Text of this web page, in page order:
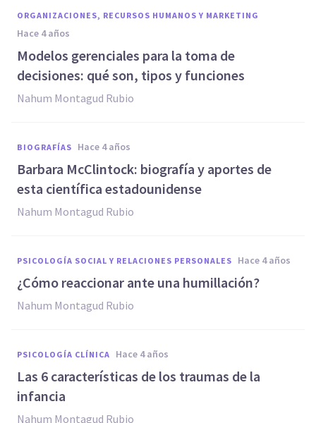
ORGANIZACIONES, RECURSOS HUMANOS Y MARKETING
hace 4 años
Modelos gerenciales para la toma de
decisiones: qué son, tipos y funciones
Nahum Montagud Rubio
BIOGRAFÍAS hace 4 años
Barbara McClintock: biografía y aportes de
esta científica estadounidense
Nahum Montagud Rubio
PSICOLOGÍA SOCIAL Y RELACIONES PERSONALES hace 4 años
¿Cómo reaccionar ante una humillación?
Nahum Montagud Rubio
PSICOLOGÍA CLÍNICA hace 4 años
Las 6 características de los traumas de la
infancia
Nahum Montagud Rubio